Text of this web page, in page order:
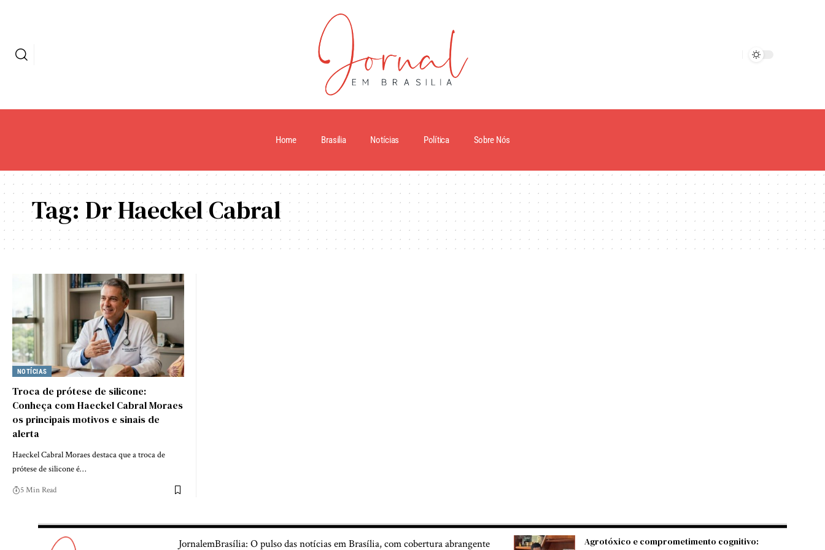
Home Brasilia Notícias Política Sobre Nós
Tag: Dr Haeckel Cabral
NOTÍCIAS
Troca de prótese de silicone:
Conheça com Haeckel Cabral Moraes
os principais motivos e sinais de
alerta
Haeckel Cabral Moraes destaca que a troca de
prótese de silicone é…
5 Min Read
JornalemBrasília: O pulso das notícias em Brasília, com cobertura abrangente
Agrotóxico e comprometimento cognitivo: